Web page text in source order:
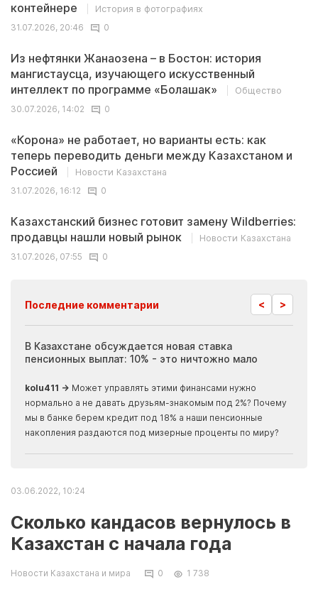
контейнере
История в фотографиях
31.07.2026, 20:46
0
Из нефтянки Жанаозена – в Бостон: история
мангистаусца, изучающего искусственный
интеллект по программе «Болашак»
Общество
30.07.2026, 14:02
0
«Корона» не работает, но варианты есть: как
теперь переводить деньги между Казахстаном и
Россией
Новости Казахстана
31.07.2026, 16:12
0
Казахстанский бизнес готовит замену Wildberries:
продавцы нашли новый рынок
Новости Казахстана
31.07.2026, 07:55
0
Последние комментарии < >
В Казахстане обсуждается новая ставка
пенсионных выплат: 10% - это ничтожно мало
kolu411 → Может управлять этими финансами нужно
нормально а не давать друзьям-знакомым под 2%? Почему
мы в банке берем кредит под 18% а наши пенсионные
накопления раздаются под мизерные проценты по миру?
03.06.2022, 10:24
Сколько кандасов вернулось в
Казахстан с начала года
Новости Казахстана и мира 0 1 738